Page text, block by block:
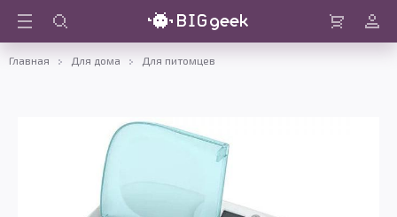
Войти
Главная Для дома Для питомцев